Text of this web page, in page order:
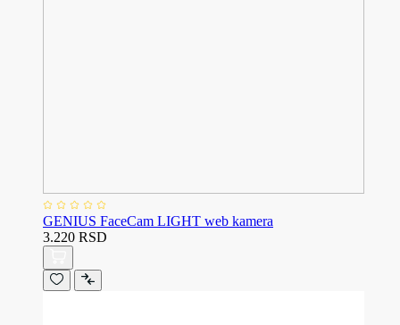
GENIUS FaceCam LIGHT web kamera
3.220 RSD